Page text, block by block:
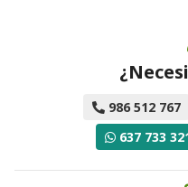
986 512 767
637 733